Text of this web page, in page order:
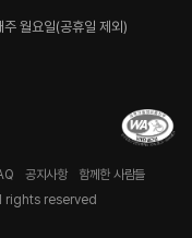
주 월요일(공휴일 제외)
공지사항
함께한 사람들
rights reserved